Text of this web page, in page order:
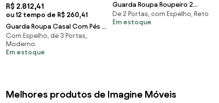
R$ 2.812,41
ou 12 tempo de R$ 260,41
Guarda Roupa Casal Com Pés 6
Portas 2 Com Espelhos Atrice
D02 Amendol
Com Espelho, de 3 Portas,
Moderno
Em estoque
Guarda Roupa Roupeiro 2
Portas com Espelho 3 Gavetas
Damasco
De 2 Portas, com Espelho, Reto
Em estoque
Melhores produtos de Imagine Móveis